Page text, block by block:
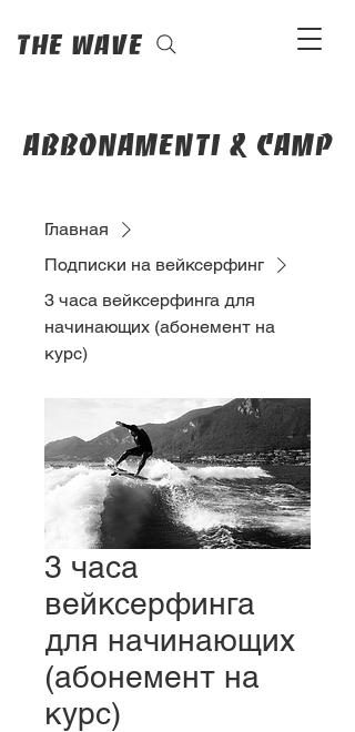
The Wave
abbonamenti & camp
Главная
Подписки на вейксерфинг
3 часа вейксерфинга для
начинающих (абонемент на
курс)
3 часа
вейксерфинга
для начинающих
(абонемент на
курс)